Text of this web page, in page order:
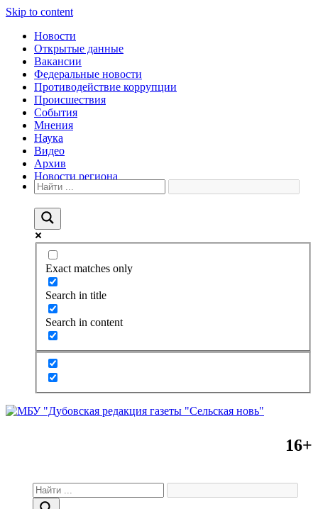
Skip to content
Новости
Открытые данные
Вакансии
Федеральные новости
Противодействие коррупции
Происшествия
События
Мнения
Наука
Видео
Архив
Новости региона
Exact matches only
Search in title
Search in content
16+